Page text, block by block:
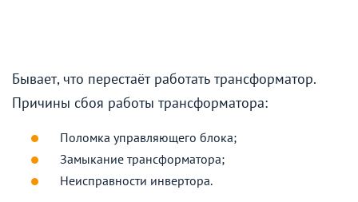
Бывает, что перестаёт работать трансформатор.
Причины сбоя работы трансформатора:
Поломка управляющего блока;
Замыкание трансформатора;
Неисправности инвертора.